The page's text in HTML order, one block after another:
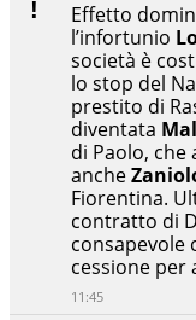
Effetto
l’infortunio
società è
lo stop del
prestito di
diventata
di Paolo, che
anche
Fiorentina.
contratto di
consapevole
cessione per
11:45